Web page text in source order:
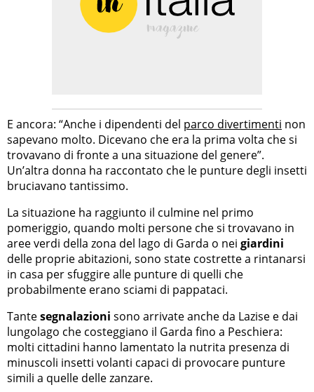
E ancora: “Anche i dipendenti del parco divertimenti non
sapevano molto. Dicevano che era la prima volta che si
trovavano di fronte a una situazione del genere”.
Un’altra donna ha raccontato che le punture degli insetti
bruciavano tantissimo.
La situazione ha raggiunto il culmine nel primo
pomeriggio, quando molti persone che si trovavano in
aree verdi della zona del lago di Garda o nei giardini
delle proprie abitazioni, sono state costrette a rintanarsi
in casa per sfuggire alle punture di quelli che
probabilmente erano sciami di pappataci.
Tantesegnalazioni sono arrivate anche da Lazise e dai
lungolago che costeggiano il Garda fino a Peschiera:
molti cittadini hanno lamentato la nutrita presenza di
minuscoli insetti volanti capaci di provocare punture
simili a quelle delle zanzare.